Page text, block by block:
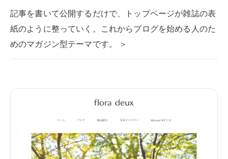
記事を書いて公開するだけで、トップページが雑誌の表
紙のように整っていく。これからブログを始める人のた
めのマガジン型テーマです。 ＞